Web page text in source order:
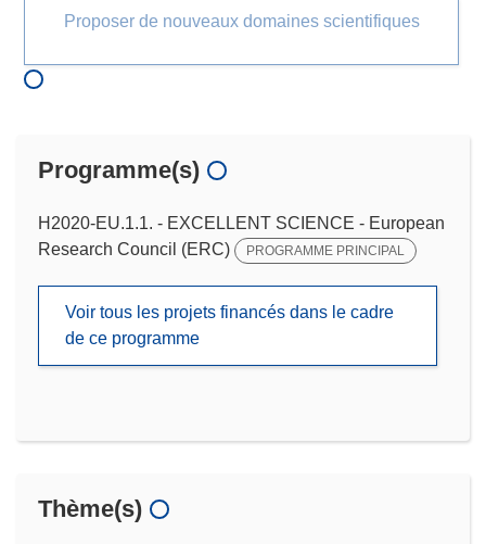
Proposer de nouveaux domaines scientifiques
Programme(s)
H2020-EU.1.1. - EXCELLENT SCIENCE - European
Research Council (ERC)
PROGRAMME PRINCIPAL
Voir tous les projets financés dans le cadre
de ce programme
Thème(s)